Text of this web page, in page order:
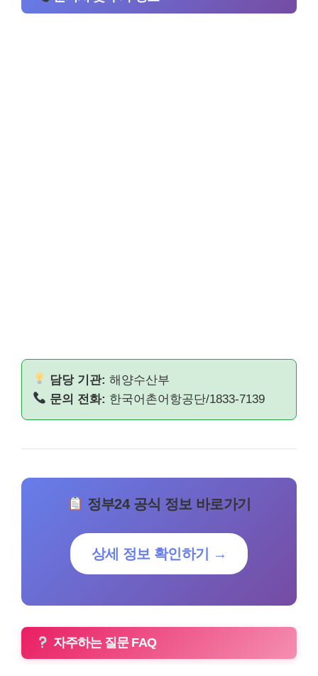
담당 기관: 해양수산부
문의 전화: 한국어촌어항공단/1833-7139
정부24 공식 정보 바로가기
상세 정보 확인하기 →
자주하는 질문 FAQ